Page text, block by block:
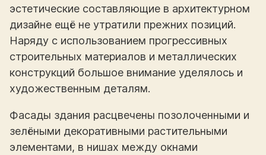
эстетические составляющие в архитектурном
дизайне ещё не утратили прежних позиций.
Наряду с использованием прогрессивных
строительных материалов и металлических
конструкций большое внимание уделялось и
художественным деталям.
Фасады здания расцвечены позолоченными и
зелёными декоративными растительными
элементами, в нишах между окнами